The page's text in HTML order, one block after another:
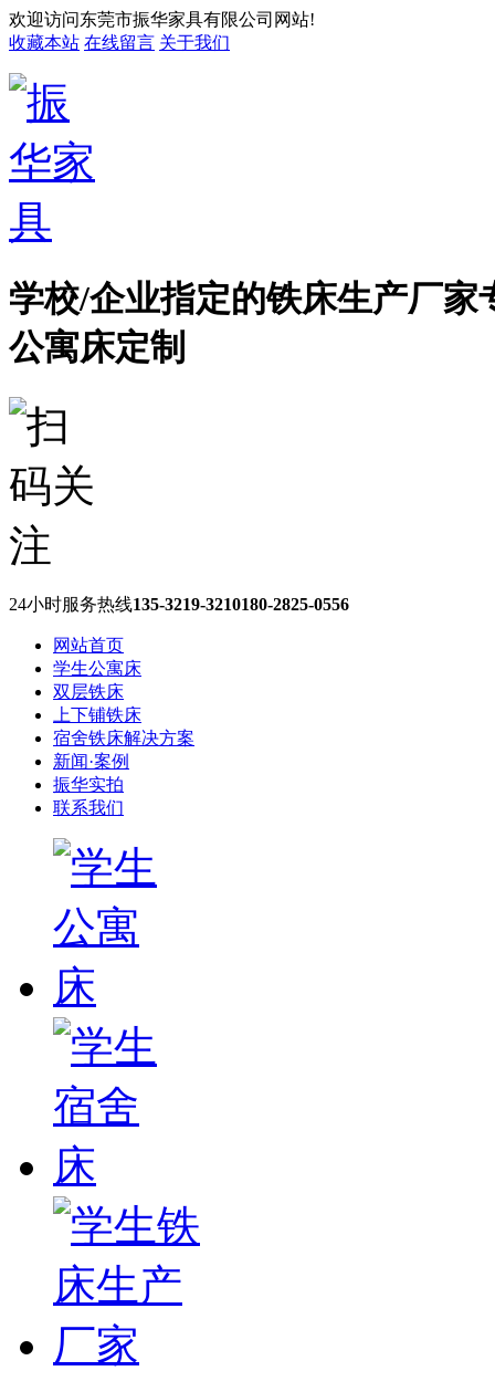
欢迎访问东莞市振华家具有限公司网站!
收藏本站 在线留言 关于我们
学校/企业指定的铁床生产厂家
公寓床定制
24小时服务热线135-3219-3210180-2825-0556
网站首页
学生公寓床
双层铁床
上下铺铁床
宿舍铁床解决方案
新闻·案例
振华实拍
联系我们